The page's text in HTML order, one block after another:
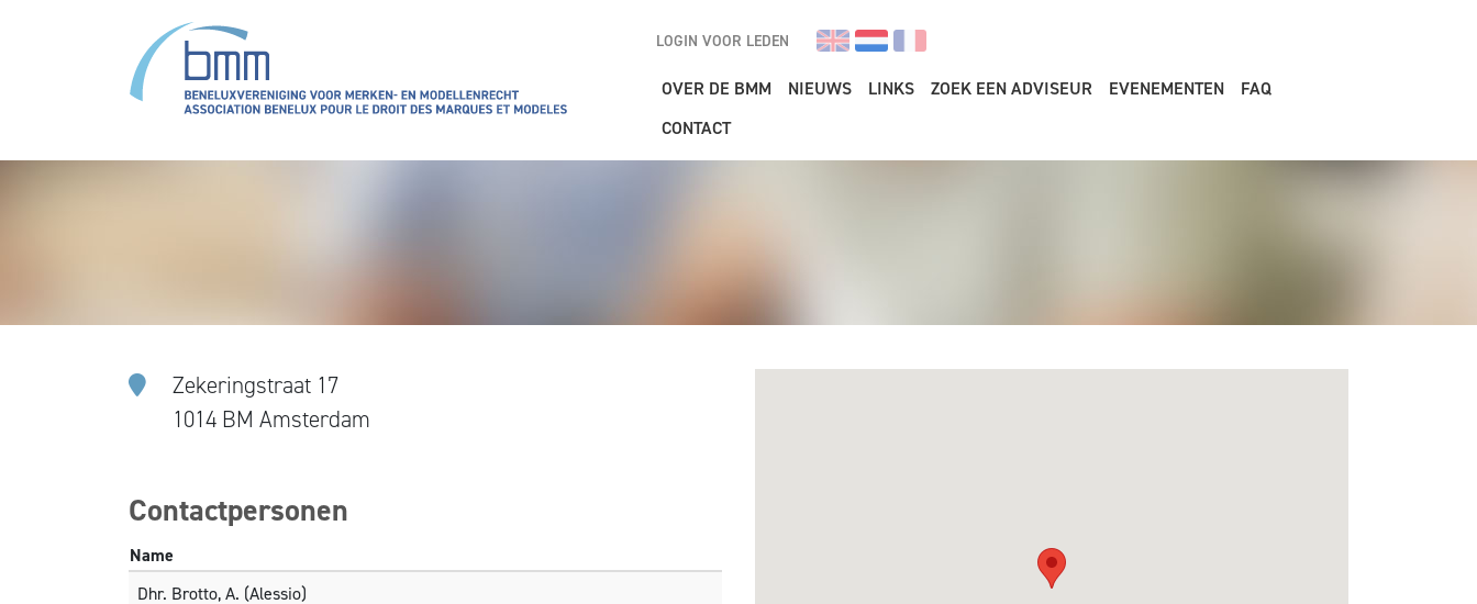
LOGIN VOOR LEDEN
Main navigation
OVER DE BMM NIEUWS LINKS ZOEK EEN ADVISEUR EVENEMENTEN
FAQ
CONTACT
Zekeringstraat 17
1014 BM Amsterdam
Contactpersonen
Name
Dhr. Brotto, A. (Alessio)